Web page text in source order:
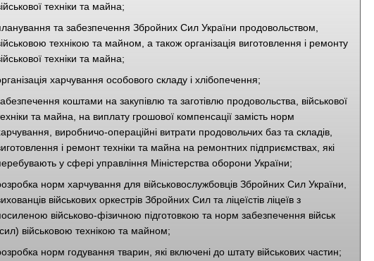
техніки та майна;
та забезпечення Збройних Сил України продовольством,
технікою та майном, а також організація виготовлення і ремонту
техніки та майна;
харчування особового складу і хлібопечення;
коштами на закупівлю та заготівлю продовольства, військової
та майна, на виплату грошової компенсації замість норм
виробничо-операційні витрати продовольчих баз та складів,
і ремонт техніки та майна на ремонтних підприємствах, які
у сфері управління Міністерства оборони України;
норм харчування для військовослужбовців Збройних Сил України,
військових оркестрів Збройних Сил та ліцеїстів ліцеїв з
військово-фізичною підготовкою та норм забезпечення військ
військовою технікою та майном;
норм годування тварин, які включені до штату військових частин;